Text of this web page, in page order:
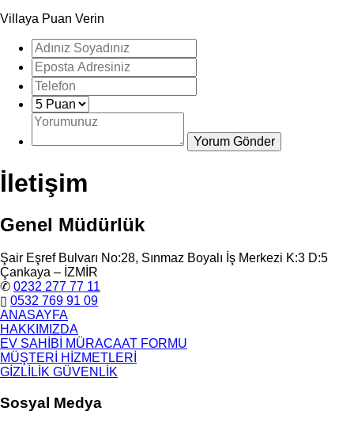
Villaya Puan Verin
İletişim
Genel Müdürlük
Şair Eşref Bulvarı No:28, Sınmaz Boyalı İş Merkezi K:3 D:5
Çankaya – İZMİR
✆ 0232 277 77 11
▯ 0532 769 91 09
ANASAYFA
HAKKIMIZDA
EV SAHİBİ MÜRACAAT FORMU
MÜŞTERİ HİZMETLERİ
GİZLİLİK GÜVENLİK
Sosyal Medya